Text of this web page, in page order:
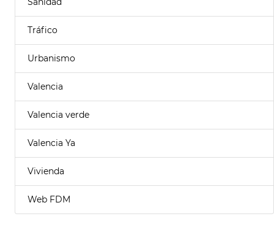
Tráfico
Urbanismo
Valencia
Valencia verde
Valencia Ya
Vivienda
Web FDM